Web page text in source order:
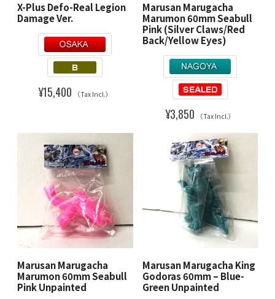
X-Plus Defo-Real Legion
Damage Ver.
¥15,400 （Tax Incl.）
Marusan Marugacha
Marumon 60mm Seabull
Pink (Silver Claws/Red
Back/Yellow Eyes)
¥3,850 （Tax Incl.）
Marusan Marugacha
Marumon 60mm Seabull
Pink Unpainted
Marusan Marugacha King
Godoras 60mm – Blue-
Green Unpainted